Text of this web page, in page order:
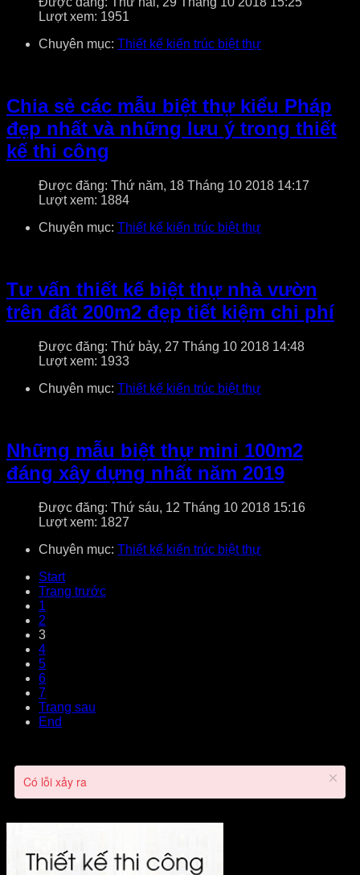
Lượt xem: 1951
Chuyên mục: Thiết kế kiến trúc biệt thự
Chia sẻ các mẫu biệt thự kiểu Pháp
đẹp nhất và những lưu ý trong thiết
kế thi công
Được đăng: Thứ năm, 18 Tháng 10 2018 14:17
Lượt xem: 1884
Chuyên mục: Thiết kế kiến trúc biệt thự
Tư vấn thiết kế biệt thự nhà vườn
trên đất 200m2 đẹp tiết kiệm chi phí
Được đăng: Thứ bảy, 27 Tháng 10 2018 14:48
Lượt xem: 1933
Chuyên mục: Thiết kế kiến trúc biệt thự
Những mẫu biệt thự mini 100m2
đáng xây dựng nhất năm 2019
Được đăng: Thứ sáu, 12 Tháng 10 2018 15:16
Lượt xem: 1827
Chuyên mục: Thiết kế kiến trúc biệt thự
Start
Trang trước
1
2
3
4
5
6
7
Trang sau
End
Có lỗi xảy ra